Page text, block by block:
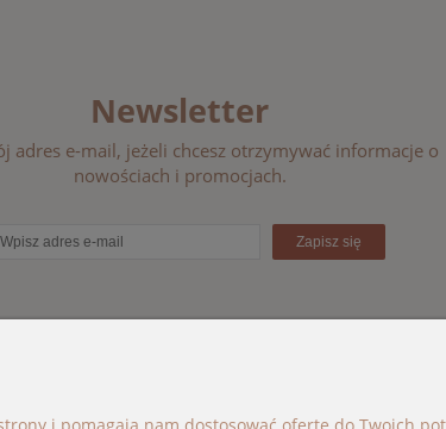
Newsletter
adres e-mail, jeżeli chcesz otrzymywać informacje o
nowościach i promocjach.
Zapisz się
i pomagają nam dostosować ofertę do Twoich